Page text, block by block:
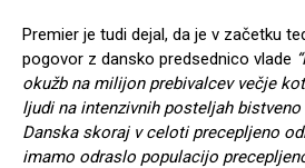
Premier je tudi dejal, da je v začetku
pogovor z dansko predsednico vlade
okužb na milijon prebivalcev večje
ljudi na intenzivnih posteljah
Danska skoraj v celoti precepljeno
imamo odraslo populacijo